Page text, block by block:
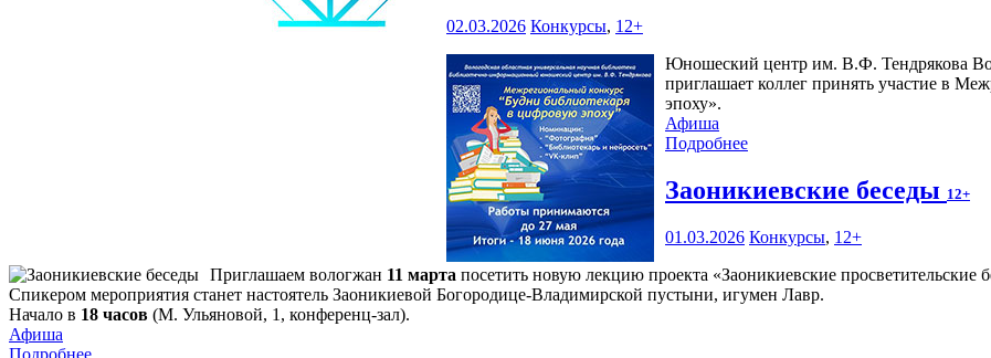
02.03.2026 Конкурсы, 12+
Юношеский центр им. В.Ф. Тендрякова
приглашает коллег принять участие в
эпоху».
Афиша
Подробнее
Заоникиевские беседы 12+
01.03.2026 Конкурсы, 12+
Приглашаем вологжан 11 марта посетить новую лекцию проекта «Заоникиевские
Спикером мероприятия станет настоятель Заоникиевой Богородице-Владимирской пустыни, игумен Лавр.
Начало в 18 часов (М. Ульяновой, 1, конференц-зал).
Афиша